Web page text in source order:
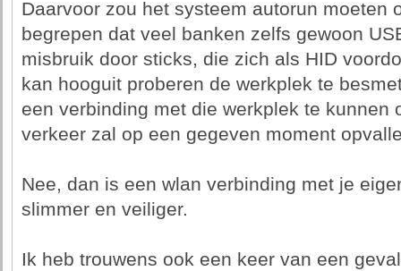
Daarvoor zou het systeem autorun moeten
begrepen dat veel banken zelfs gewoon
misbruik door sticks, die zich als HID
kan hooguit proberen de werkplek te
een verbinding met die werkplek te kunnen
verkeer zal op een gegeven moment
Nee, dan is een wlan verbinding met je
slimmer en veiliger.
Ik heb trouwens ook een keer van een